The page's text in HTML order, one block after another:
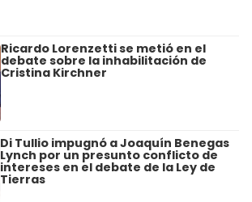
Ricardo Lorenzetti se metió en el
debate sobre la inhabilitación de
Cristina Kirchner
Di Tullio impugnó a Joaquín Benegas
Lynch por un presunto conflicto de
intereses en el debate de la Ley de
Tierras